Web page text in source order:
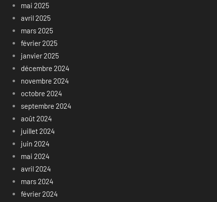
mai 2025
avril 2025
mars 2025
février 2025
janvier 2025
décembre 2024
novembre 2024
octobre 2024
septembre 2024
août 2024
juillet 2024
juin 2024
mai 2024
avril 2024
mars 2024
février 2024